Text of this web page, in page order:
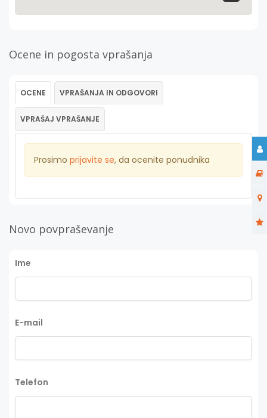
Ocene in pogosta vprašanja
OCENE VPRAŠANJA IN ODGOVORI
VPRAŠAJ VPRAŠANJE
Prosimo prijavite se, da ocenite ponudnika
Novo povpraševanje
Ime
E-mail
Telefon